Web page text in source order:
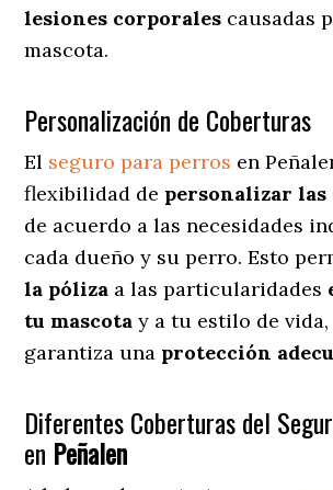
lesiones corporales causadas
mascota.
Personalización de Coberturas
El seguro para perros en
flexibilidad de personalizar las
de acuerdo a las necesidades
cada dueño y su perro. Esto
la póliza a las particularidades
tu mascota y a tu estilo de
garantiza una protección
Diferentes Coberturas del
en Peñalen